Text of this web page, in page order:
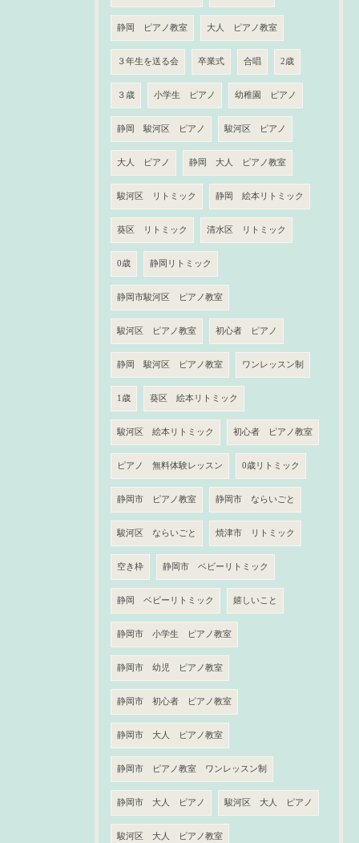
静岡 ピアノ教室 大人 ピアノ教室
３年生を送る会 卒業式 合唱 2歳
３歳 小学生 ピアノ 幼稚園 ピアノ
静岡 駿河区 ピアノ 駿河区 ピアノ
大人 ピアノ 静岡 大人 ピアノ教室
駿河区 リトミック 静岡 絵本リトミック
葵区 リトミック 清水区 リトミック
0歳 静岡リトミック
静岡市駿河区 ピアノ教室
駿河区 ピアノ教室 初心者 ピアノ
静岡 駿河区 ピアノ教室 ワンレッスン制
1歳 葵区 絵本リトミック
駿河区 絵本リトミック 初心者 ピアノ教室
ピアノ 無料体験レッスン 0歳リトミック
静岡市 ピアノ教室 静岡市 ならいごと
駿河区 ならいごと 焼津市 リトミック
空き枠 静岡市 ベビーリトミック
静岡 ベビーリトミック 嬉しいこと
静岡市 小学生 ピアノ教室
静岡市 幼児 ピアノ教室
静岡市 初心者 ピアノ教室
静岡市 大人 ピアノ教室
静岡市 ピアノ教室 ワンレッスン制
静岡市 大人 ピアノ 駿河区 大人 ピアノ
駿河区 大人 ピアノ教室